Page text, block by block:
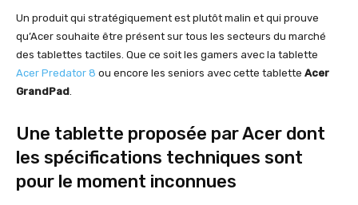
Un produit qui stratégiquement est plutôt malin et qui prouve
qu’Acer souhaite être présent sur tous les secteurs du marché
des tablettes tactiles. Que ce soit les gamers avec la tablette
Acer Predator 8 ou encore les seniors avec cette tablette Acer
GrandPad.
Une tablette proposée par Acer dont
les spécifications techniques sont
pour le moment inconnues